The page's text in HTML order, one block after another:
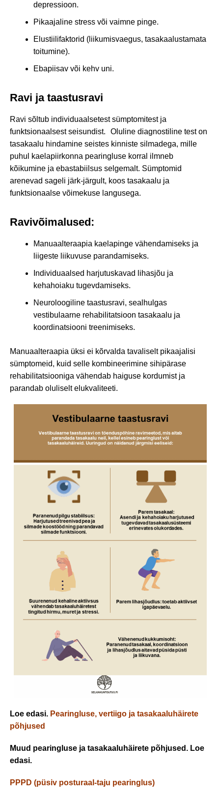
depressioon.
Pikaajaline stress või vaimne pinge.
Elustiilifaktorid (liikumisvaegus, tasakaalustamata
toitumine).
Ebapiisav või kehv uni.
Ravi ja taastusravi
Ravi sõltub individuaalsetest sümptomitest ja
funktsionaalsest seisundist. Oluline diagnostiline test on
tasakaalu hindamine seistes kinniste silmadega, mille
puhul kaelapiirkonna pearingluse korral ilmneb
kõikumine ja ebastabiilsus selgemalt. Sümptomid
arenevad sageli järk-järgult, koos tasakaalu ja
funktsionaalse võimekuse langusega.
Ravivõimalused:
Manuaalteraapia kaelapinge vähendamiseks ja
liigeste liikuvuse parandamiseks.
Individuaalsed harjutuskavad lihasjõu ja
kehahoiaku tugevdamiseks.
Neuroloogiline taastusravi, sealhulgas
vestibulaarne rehabilitatsioon tasakaalu ja
koordinatsiooni treenimiseks.
Manuaalteraapia üksi ei kõrvalda tavaliselt pikaajalisi
sümptomeid, kuid selle kombineerimine sihipärase
rehabilitatsiooniga vähendab haiguse kordumist ja
parandab oluliselt elukvaliteeti.
Loe edasi. Pearingluse, vertiigo ja tasakaaluhäirete
põhjused
Muud pearingluse ja tasakaaluhäirete põhjused. Loe
edasi.
PPPD (püsiv posturaal-taju pearinglus)